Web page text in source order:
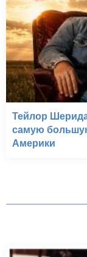
Тейлор
самую
Америки